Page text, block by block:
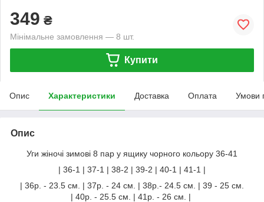
349 ₴
Мінімальне замовлення — 8 шт.
Купити
Опис Характеристики Доставка Оплата Умови
Опис
Уги жіночі зимові 8 пар у ящику чорного кольору 36-41
| 36-1 | 37-1 | 38-2 | 39-2 | 40-1 | 41-1 |
| 36р. - 23.5 см. | 37р. - 24 см. | 38р.- 24.5 см. | 39 - 25 см.
| 40р. - 25.5 см. | 41р. - 26 см. |